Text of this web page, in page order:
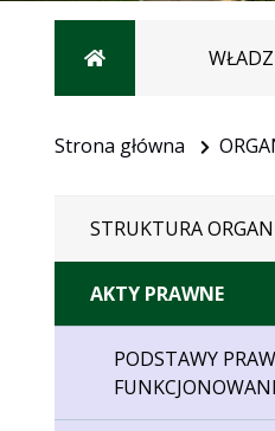
Strona główna
Strona główna
STRUKTURA
AKTY PRAWNE
PODSTAWY